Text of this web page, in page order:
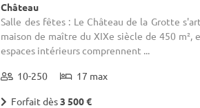
Château
Salle des fêtes : Le Château de la Grotte
maison de maître du XIXe siècle de 450
espaces intérieurs comprennent ...
10-250 17 max
Forfait dès3 500 €